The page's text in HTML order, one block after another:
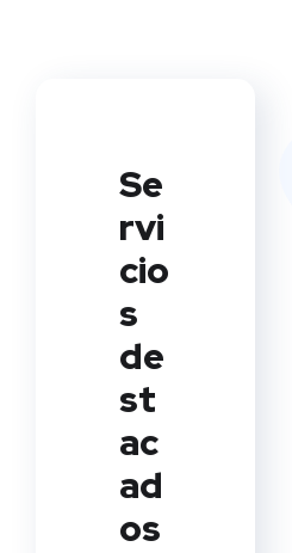
Se
rvi
cio
s
de
st
ac
ad
os